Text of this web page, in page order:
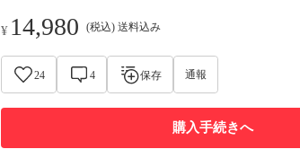
¥ 14,980 (税込) 送料込み
24 4 保存 通報
購入手続きへ